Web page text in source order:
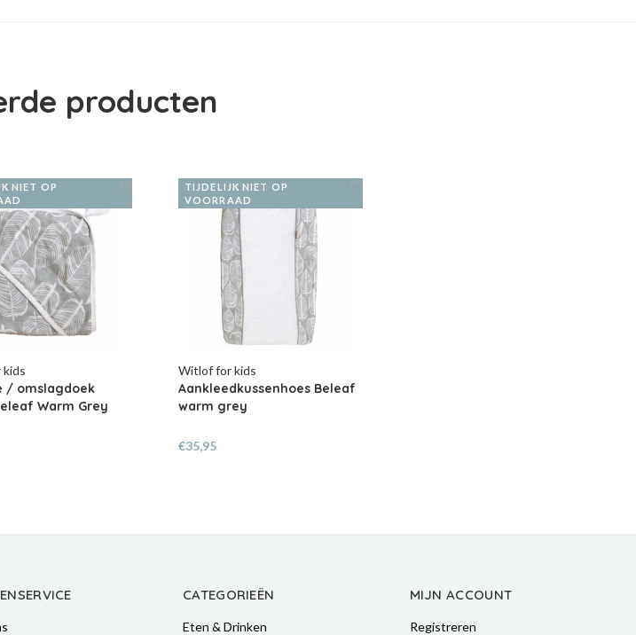
producten
NIET OP
/ omslagdoek
Warm Grey
TIJDELIJK NIET OP
VOORRAAD
Witlof for kids
Aankleedkussenhoes Beleaf
warm grey
€35,95
CATEGORIEËN
Eten & Drinken
MIJN ACCOUNT
Registreren